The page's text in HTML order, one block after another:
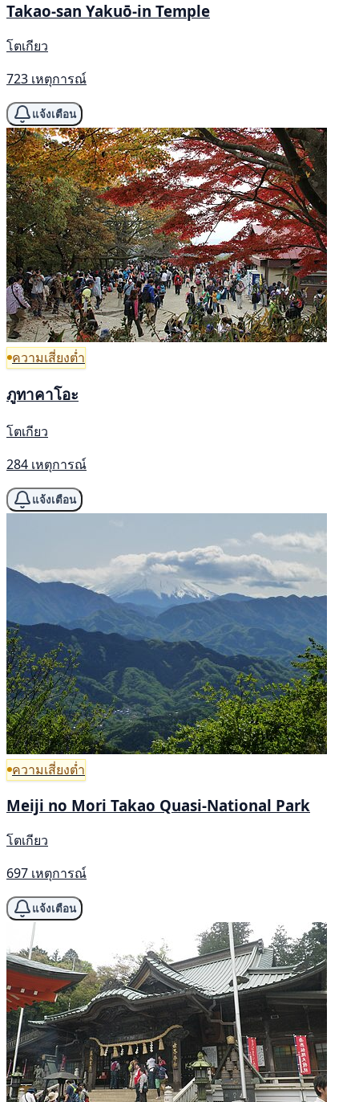
Takao-san Yakuō-in Temple
โตเกียว
723 เหตุการณ์
แจ้งเตือน
ความเสี่ยงต่ำ
ภูทาคาโอะ
โตเกียว
284 เหตุการณ์
แจ้งเตือน
ความเสี่ยงต่ำ
Meiji no Mori Takao Quasi-National Park
โตเกียว
697 เหตุการณ์
แจ้งเตือน